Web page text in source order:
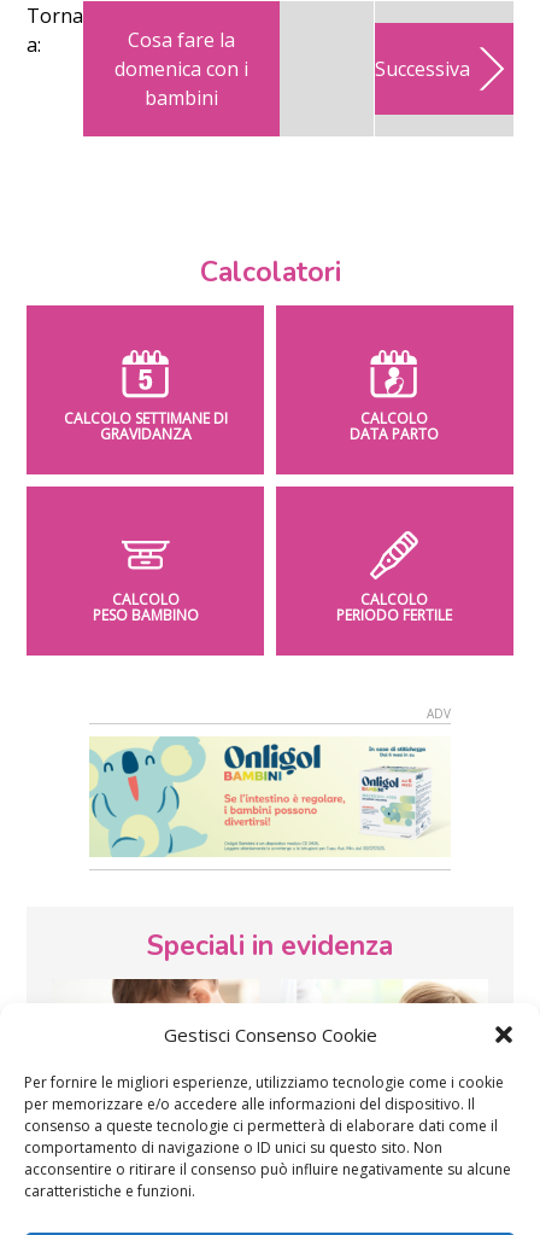
Gestisci Consenso Cookie
Per fornire le migliori esperienze, utilizziamo tecnologie come i cookie
per memorizzare e/o accedere alle informazioni del dispositivo. Il
consenso a queste tecnologie ci permetterà di elaborare dati come il
comportamento di navigazione o ID unici su questo sito. Non
acconsentire o ritirare il consenso può influire negativamente su alcune
caratteristiche e funzioni.
Torna
a:
Cosa fare la
domenica con i
bambini
Successiva
Calcolatori
CALCOLO SETTIMANE DI
GRAVIDANZA
CALCOLO
DATA PARTO
CALCOLO
PESO BAMBINO
CALCOLO
PERIODO FERTILE
Speciali in evidenza
Vaccini SOS Pediatra